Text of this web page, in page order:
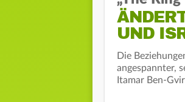
UND
Die
angespannter,
Itamar Ben-